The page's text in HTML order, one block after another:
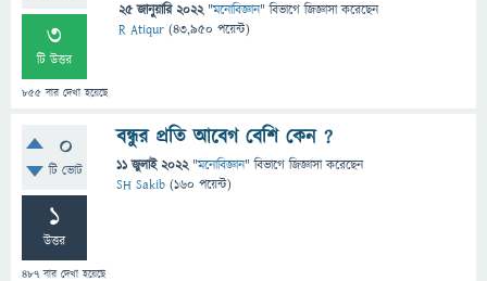
3
টি উত্তর
855 বার দেখা হয়েছে
25 জানুয়ারি 2022 "মনোবিজ্ঞান" বিভাগে জিজ্ঞাসাকরেছেন
R Atiqur (43,950 পয়েন্ট)
0
টি ভোট
1
উত্তর
487 বার দেখা হয়েছে
বন্ধুর প্রতি আবেগ বেশি কেন ?
11 জুলাই 2022 "মনোবিজ্ঞান" বিভাগে জিজ্ঞাসাকরেছেন
SH Sakib (160 পয়েন্ট)